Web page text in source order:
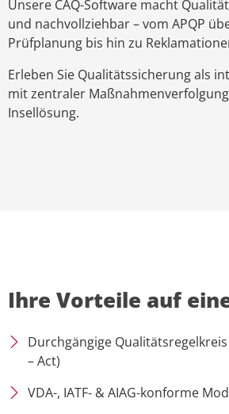
Unsere CAQ-Software macht
und nachvollziehbar – vom APQP
Prüfplanung bis hin zu
Erleben Sie Qualitätssicherung als
mit zentraler
Insellösung.
Ihre Vorteile auf
Durchgängige Qualitätsregelkreis
– Act)
VDA-, IATF- & AIAG-konforme